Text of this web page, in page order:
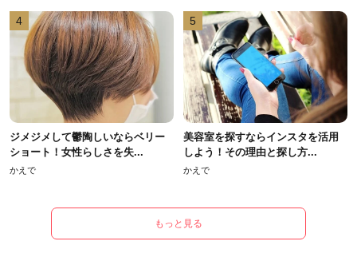
4
ジメジメして鬱陶しいならベリー
ショート！女性らしさを失...
かえで
5
美容室を探すならインスタを活用
しよう！その理由と探し方...
かえで
もっと見る